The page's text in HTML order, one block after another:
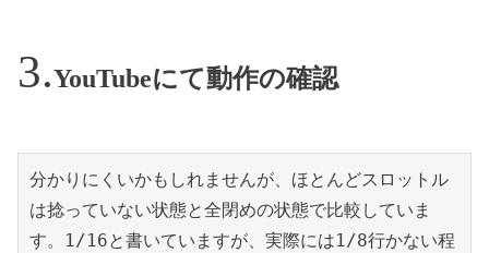
YouTubeにて動作の確認
分かりにくいかもしれませんが、ほとんどスロットル
は捻っていない状態と全閉めの状態で比較していま
す。1/16と書いていますが、実際には1/8行かない程